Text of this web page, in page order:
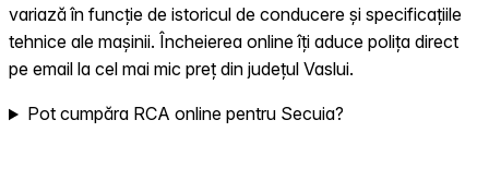
variază în funcție de istoricul de conducere și specificațiile
tehnice ale mașinii. Încheierea online îți aduce polița direct
pe email la cel mai mic preț din județul Vaslui.
Pot cumpăra RCA online pentru Secuia?